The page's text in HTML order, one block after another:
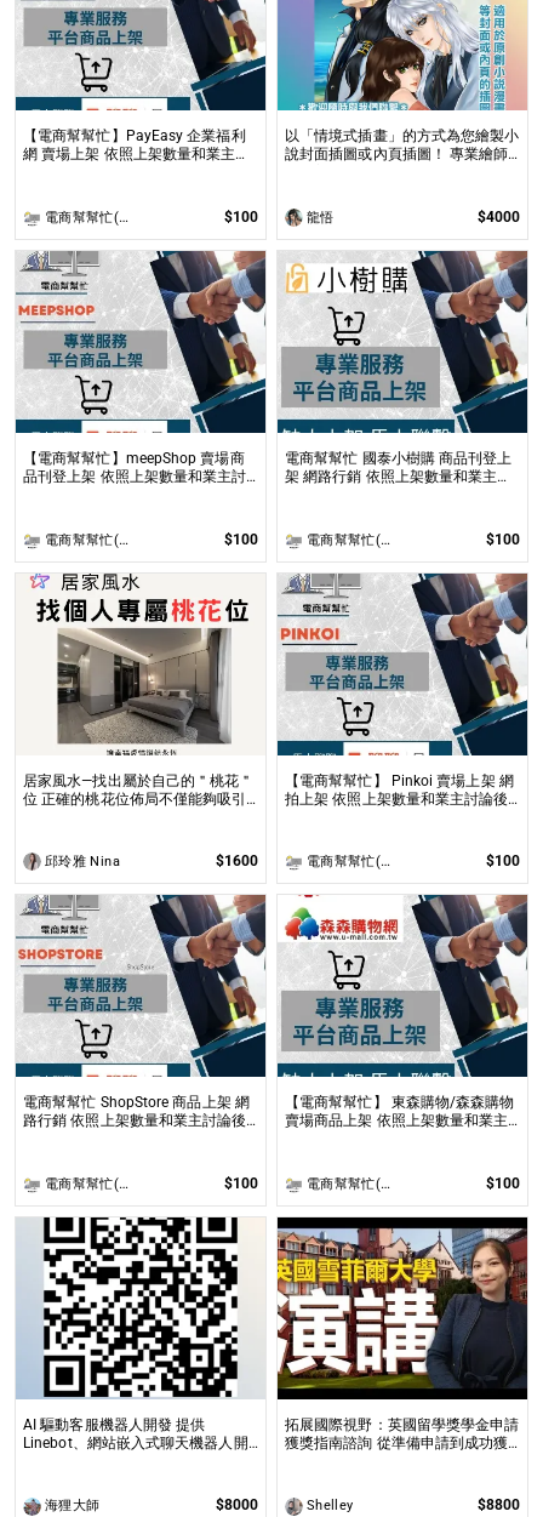
【電商幫幫忙】PayEasy 企業福利
網 賣場上架 依照上架數量和業主討
電商幫幫忙(電商平台代營運/電商上架/運營策略/網路行銷) $100
以「情境式插畫」的方式為您繪製小
說封面插圖或內頁插圖！ 專業繪師
龍悟 $4000
【電商幫幫忙】meepShop 賣場商
品刊登上架 依照上架數量和業主討
電商幫幫忙(電商平台代營運/電商上架/運營策略/網路行銷) $100
電商幫幫忙 國泰小樹購 商品刊登上
架 網路行銷 依照上架數量和業主討
電商幫幫忙(電商平台代營運/電商上架/運營策略/網路行銷) $100
居家風水—找出屬於自己的＂桃花＂
位 正確的桃花位佈局不僅能夠吸引
邱玲雅 Nina $1600
【電商幫幫忙】 Pinkoi 賣場上架 網
拍上架 依照上架數量和業主討論後
電商幫幫忙(電商平台代營運/電商上架/運營策略/網路行銷) $100
電商幫幫忙 ShopStore 商品上架 網
路行銷 依照上架數量和業主討論後
電商幫幫忙(電商平台代營運/電商上架/運營策略/網路行銷) $100
【電商幫幫忙】 東森購物/森森購物
賣場商品上架 依照上架數量和業主
電商幫幫忙(電商平台代營運/電商上架/運營策略/網路行銷) $100
AI 驅動客服機器人開發 提供
Linebot、網站嵌入式聊天機器人開
海狸大師 $8000
拓展國際視野：英國留學獎學金申請
獲獎指南諮詢 從準備申請到成功獲
Shelley $8800